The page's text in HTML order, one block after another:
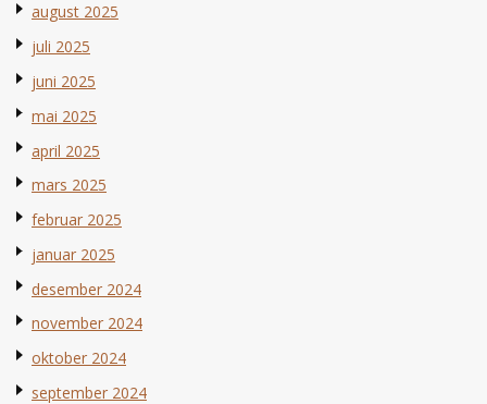
august 2025
juli 2025
juni 2025
mai 2025
april 2025
mars 2025
februar 2025
januar 2025
desember 2024
november 2024
oktober 2024
september 2024